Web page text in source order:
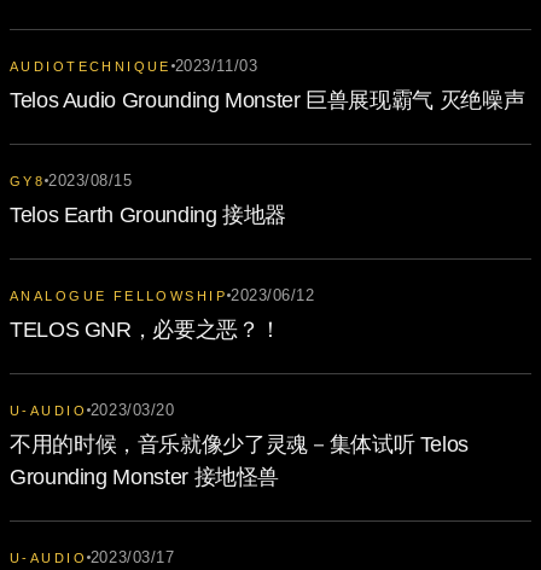
AUDIOTECHNIQUE 2023/11/03
Telos Audio Grounding Monster 巨兽展现霸气 灭绝噪声
GY8 2023/08/15
Telos Earth Grounding 接地器
ANALOGUE FELLOWSHIP 2023/06/12
TELOS GNR，必要之恶？！
U-AUDIO 2023/03/20
不用的时候，音乐就像少了灵魂－集体试听 Telos
Grounding Monster 接地怪兽
U-AUDIO 2023/03/17